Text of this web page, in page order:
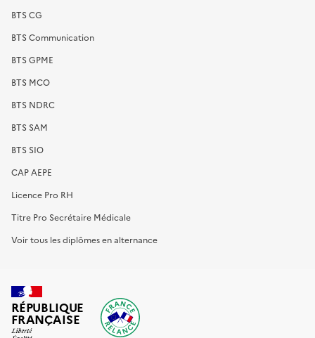
BTS CG
BTS Communication
BTS GPME
BTS MCO
BTS NDRC
BTS SAM
BTS SIO
CAP AEPE
Licence Pro RH
Titre Pro Secrétaire Médicale
Voir tous les diplômes en alternance
RÉPUBLIQUE
FRANÇAISE